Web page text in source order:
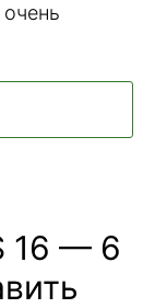
16 — 6